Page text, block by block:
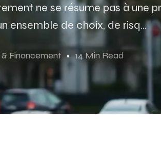
ne se résume pas à une
ensemble de choix, de risq...
Financement 14 Min Read